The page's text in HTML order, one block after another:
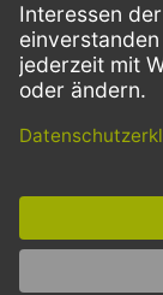
FacebookInstagram